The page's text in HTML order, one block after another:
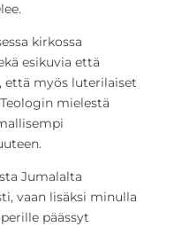
kirkossa
esikuvia että
että myös luterilaiset
mielestä
Jumalalta
vaan lisäksi minulla
päässyt